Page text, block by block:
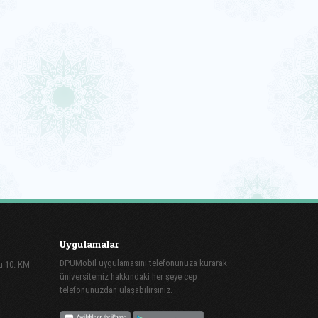
10. KM
Uygulamalar
DPUMobil uygulamasını telefonunuza kurarak
üniversitemiz hakkındaki her şeye cep
telefonunuzdan ulaşabilirsiniz.